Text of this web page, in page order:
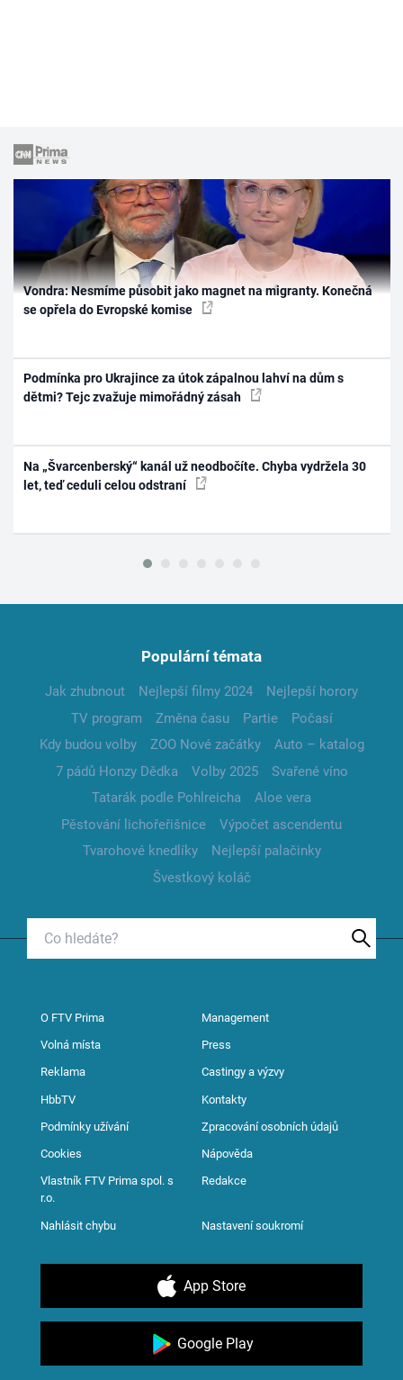
Vondra: Nesmíme působit jako magnet na migranty. Konečná
se opřela do Evropské komise
Podmínka pro Ukrajince za útok zápalnou lahví na dům s
dětmi? Tejc zvažuje mimořádný zásah
Na „Švarcenberský“ kanál už neodbočíte. Chyba vydržela 30
let, teď ceduli celou odstraní
Populární témata
Jak zhubnout Nejlepší filmy 2024
Nejlepší horory
TV program
Změna času Partie
Počasí
Kdy budou volby
ZOO Nové začátky
Auto – katalog
7 pádů Honzy Dědka
Volby 2025
Svařené víno
Tatarák podle Pohlreicha
Aloe vera
Pěstování lichořeřišnice
Výpočet ascendentu
Tvarohové knedlíky
Nejlepší palačinky
Švestkový koláč
O FTV Prima Management
Volná místa Press
Reklama Castingy a výzvy
HbbTV Kontakty
Podmínky užívání Zpracování osobních údajů
Cookies Nápověda
Vlastník FTV Prima spol. s
r.o.
Redakce
Nahlásit chybu Nastavení soukromí
App Store
Google Play